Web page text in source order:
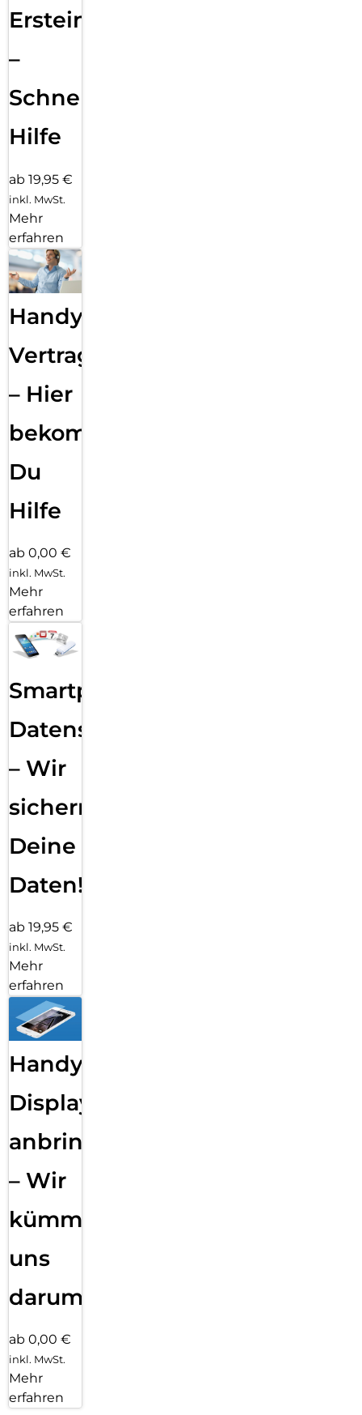
Ersteinrichtung
–
Schnelle
Hilfe
ab 19,95 €
inkl. MwSt.
Mehr
erfahren
Handy
Vertragsabwicklung
– Hier
bekommst
Du
Hilfe
ab 0,00 €
inkl. MwSt.
Mehr
erfahren
Smartphone
Datensicherung
– Wir
sichern
Deine
Daten!
ab 19,95 €
inkl. MwSt.
Mehr
erfahren
Handy
Displayfolie
anbringen
– Wir
kümmern
uns
darum!
ab 0,00 €
inkl. MwSt.
Mehr
erfahren